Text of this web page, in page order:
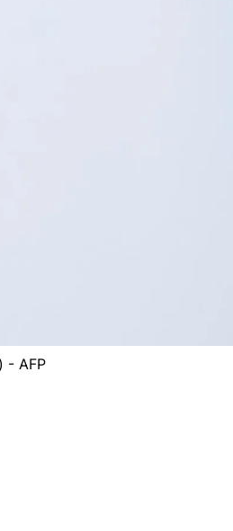
- AFP